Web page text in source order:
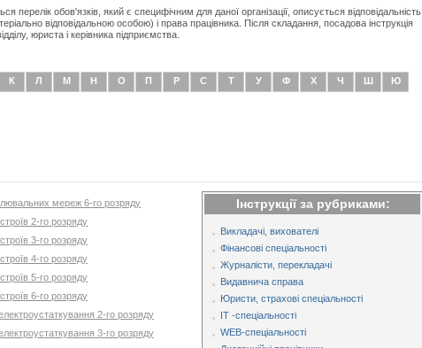
перелік обов'язків, який є специфічним для даної організації, описується відповідальність
відповідальною особою) і права працівника. Після складання, посадова інструкція
юриста і керівника підприємства.
К Л М Н О П Р С Т У Ф Х Ч Ш Ю
мереж 6-го розряду
2-го розряду
3-го розряду
4-го розряду
5-го розряду
6-го розряду
2-го розряду
3-го розряду
Інструкції за рубриками:
Викладачі, вихователі
Фінансові спеціальності
Журналісти, перекладачі
Видавнича справа
Юристи, страхові спеціальності
IT -спеціальності
WEB-спеціальності